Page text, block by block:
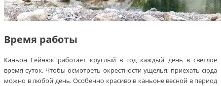
Время работы
Каньон Гейнюк работает круглый в год каждый день в светлое
время суток. Чтобы осмотреть окрестности ущелья, приехать сюда
можно в любой день. Особенно красиво в каньоне весной в период